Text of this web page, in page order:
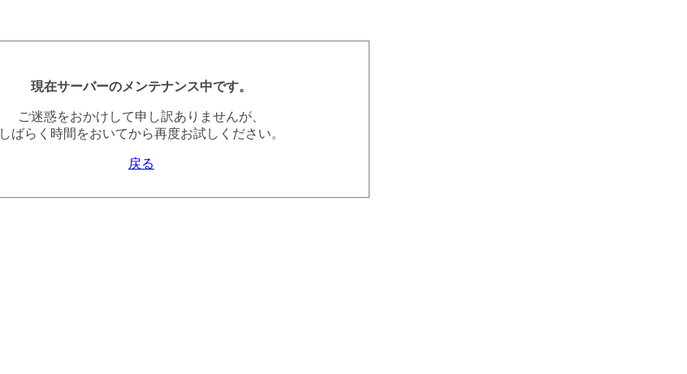
現在サーバーのメンテナンス中です。
ご迷惑をおかけして申し訳ありませんが、
しばらく時間をおいてから再度お試しください。
戻る